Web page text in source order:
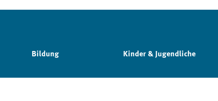
Bildung Kinder & Jugendliche